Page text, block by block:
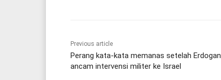
Previous article
Perang kata-kata memanas setelah Erdogan
ancam intervensi militer ke Israel